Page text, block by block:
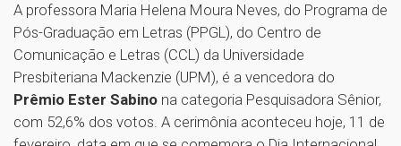
A professora Maria Helena Moura Neves, do Programa de
Pós-Graduação em Letras (PPGL), do Centro de
Comunicação e Letras (CCL) da Universidade
Presbiteriana Mackenzie (UPM), é a vencedora do
Prêmio Ester Sabino na categoria Pesquisadora Sênior,
com 52,6% dos votos. A cerimônia aconteceu hoje, 11 de